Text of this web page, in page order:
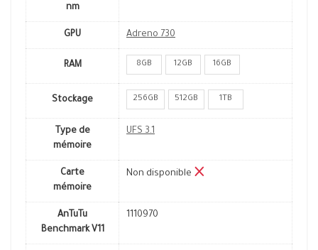
nm
GPU Adreno 730
RAM 8GB 12GB 16GB
Stockage 256GB 512GB 1TB
Type de
mémoire
UFS 3.1
Carte
mémoire
Non disponible
AnTuTu
Benchmark V11
1110970